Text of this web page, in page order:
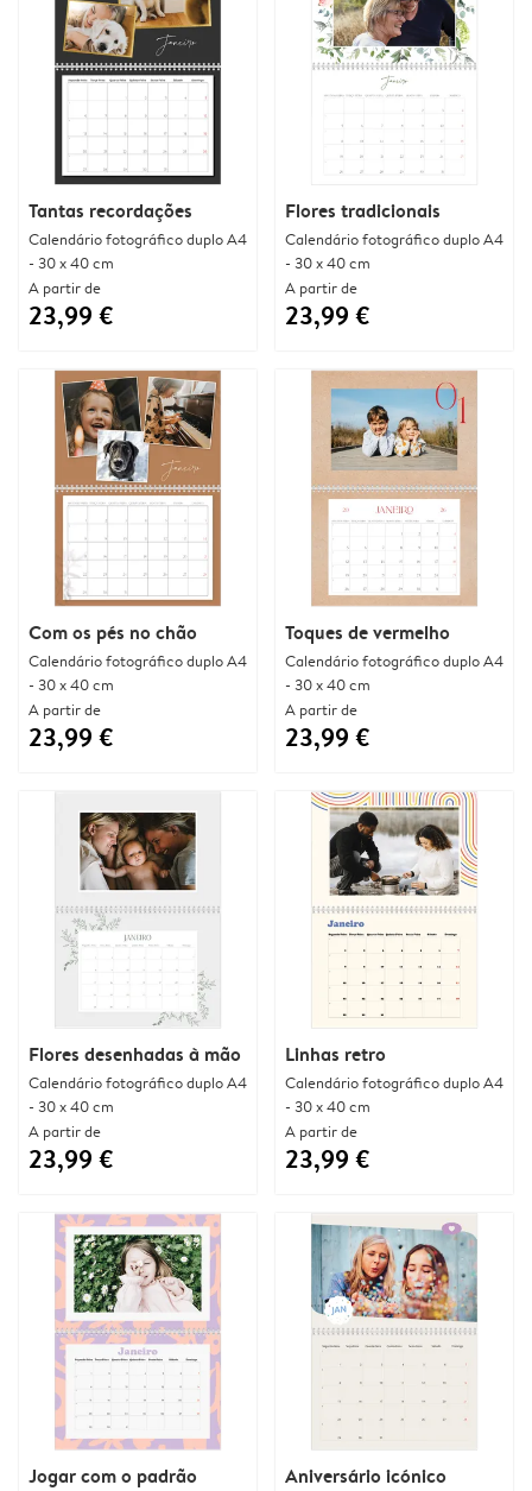
Tantas recordações
Calendário fotográfico duplo A4
- 30 x 40 cm
A partir de
23,99 €
Flores tradicionais
Calendário fotográfico duplo A4
- 30 x 40 cm
A partir de
23,99 €
Com os pés no chão
Calendário fotográfico duplo A4
- 30 x 40 cm
A partir de
23,99 €
Toques de vermelho
Calendário fotográfico duplo A4
- 30 x 40 cm
A partir de
23,99 €
Flores desenhadas à mão
Calendário fotográfico duplo A4
- 30 x 40 cm
A partir de
23,99 €
Linhas retro
Calendário fotográfico duplo A4
- 30 x 40 cm
A partir de
23,99 €
Jogar com o padrão Aniversário icónico